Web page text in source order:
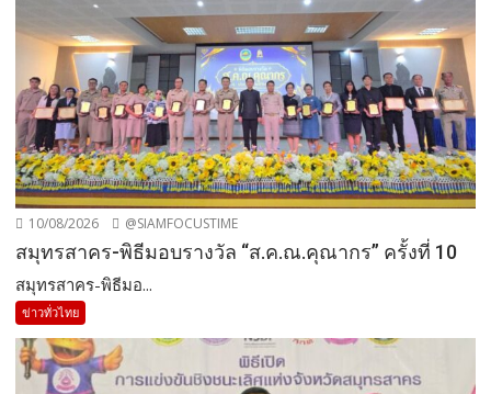
10/08/2026 @SIAMFOCUSTIME
สมุทรสาคร-พิธีมอบรางวัล “ส.ค.ณ.คุณากร” ครั้งที่ 10
สมุทรสาคร-พิธีมอ...
ข่าวทั่วไทย